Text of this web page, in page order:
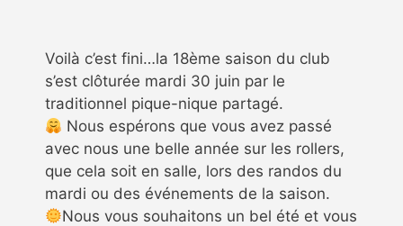
Voilà c’est fini…la 18ème saison du club
s’est clôturée mardi 30 juin par le
traditionnel pique-nique partagé.
Nous espérons que vous avez passé
avec nous une belle année sur les rollers,
que cela soit en salle, lors des randos du
mardi ou des événements de la saison.
​Nous vous souhaitons un bel été et vous